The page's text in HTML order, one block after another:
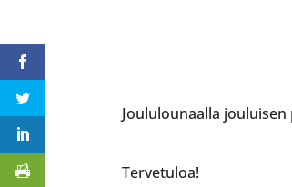
Joululounaalla jouluisen
Tervetuloa!